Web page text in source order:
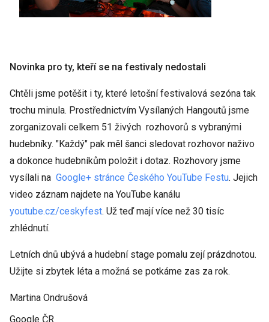
Novinka pro ty, kteří se na festivaly nedostali
Chtěli jsme potěšit i ty, které letošní festivalová sezóna tak
trochu minula. Prostřednictvím Vysílaných Hangoutů jsme
zorganizovali celkem 51 živých rozhovorů s vybranými
hudebníky. "Každý" pak měl šanci sledovat rozhovor naživo
a dokonce hudebníkům položit i dotaz. Rozhovory jsme
vysílali na Google+ stránce Českého YouTube Festu. Jejich
video záznam najdete na YouTube kanálu
youtube.cz/ceskyfest. Už teď mají více než 30 tisíc
zhlédnutí.
Letních dnů ubývá a hudební stage pomalu zejí prázdnotou.
Užijte si zbytek léta a možná se potkáme zas za rok.
Martina Ondrušová
Google ČR